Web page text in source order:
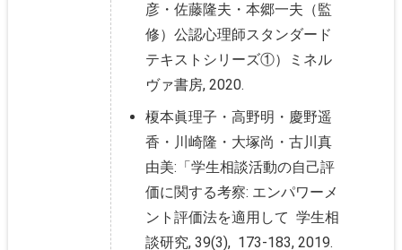
彦・佐藤隆夫・本郷一夫（監
修）公認心理師スタンダード
テキストシリーズ①）ミネル
ヴァ書房, 2020.
榎本眞理子・高野明・慶野遥
香・川崎隆・大塚尚・古川真
由美:「学生相談活動の自己評
価に関する考察: エンパワーメ
ント評価法を適用して 学生相
談研究, 39(3), 173-183, 2019.